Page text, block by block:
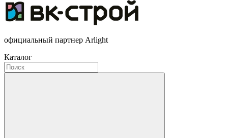
официальный партнер Arlight
Каталог